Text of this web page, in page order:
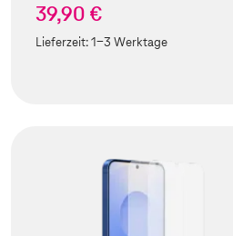
39,90 €
Lieferzeit:1-3 Werktage